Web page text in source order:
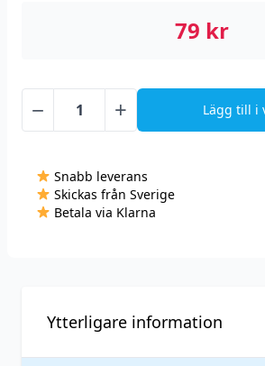
79 kr
−
Wotofo
Density
Mesh
0,13
mängd
+ Lägg till i
Snabb leverans
Skickas från Sverige
Betala via Klarna
Ytterligare information